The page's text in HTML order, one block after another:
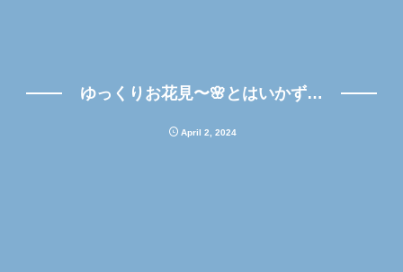
ゆっくりお花見〜🌸とはいかず…
April 2 ,2024